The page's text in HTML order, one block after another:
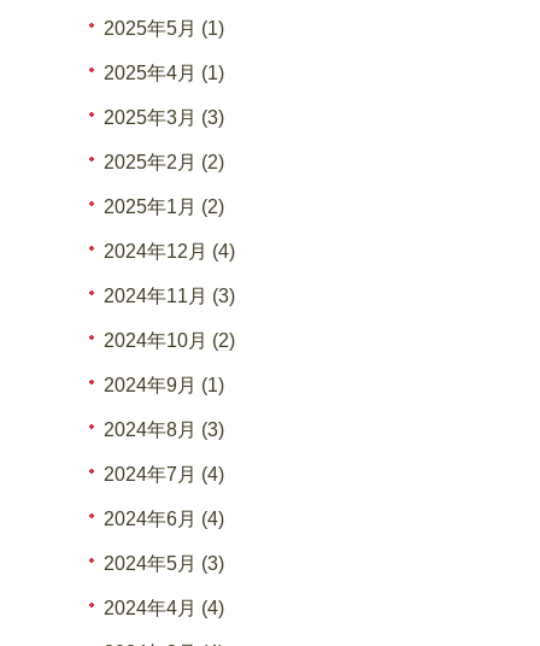
2025年5月 (1)
2025年4月 (1)
2025年3月 (3)
2025年2月 (2)
2025年1月 (2)
2024年12月 (4)
2024年11月 (3)
2024年10月 (2)
2024年9月 (1)
2024年8月 (3)
2024年7月 (4)
2024年6月 (4)
2024年5月 (3)
2024年4月 (4)